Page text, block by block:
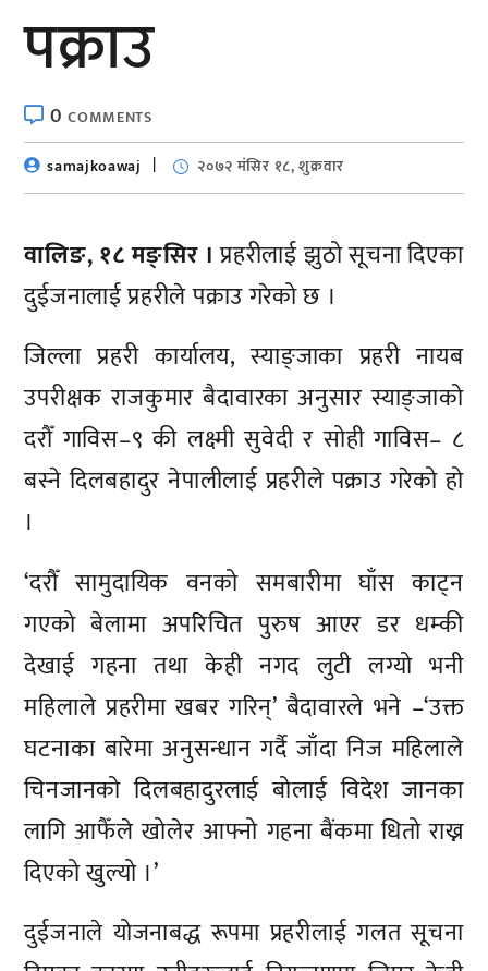
पक्राउ
0COMMENTS
samajkoawaj
२०७२ मंसिर १८, शुक्रवार
वालिङ, १८ मङ्सिर ।प्रहरीलाई झुठो सूचना दिएका
दुईजनालाई प्रहरीले पक्राउ गरेको छ ।
जिल्ला प्रहरी कार्यालय, स्याङ्जाका प्रहरी नायब
उपरीक्षक राजकुमार बैदावारका अनुसार स्याङ्जाको
दरौँ गाविस–९ की लक्ष्मी सुवेदी र सोही गाविस– ८
बस्ने दिलबहादुर नेपालीलाई प्रहरीले पक्राउ गरेको हो
।
‘दरौँ सामुदायिक वनको समबारीमा घाँस काट्न
गएको बेलामा अपरिचित पुरुष आएर डर धम्की
देखाई गहना तथा केही नगद लुटी लग्यो भनी
महिलाले प्रहरीमा खबर गरिन्’ बैदावारले भने –‘उक्त
घटनाका बारेमा अनुसन्धान गर्दै जाँदा निज महिलाले
चिनजानको दिलबहादुरलाई बोलाई विदेश जानका
लागि आफैँले खोलेर आफ्नो गहना बैंकमा धितो राख्न
दिएको खुल्यो ।’
दुईजनाले योजनाबद्ध रूपमा प्रहरीलाई गलत सूचना